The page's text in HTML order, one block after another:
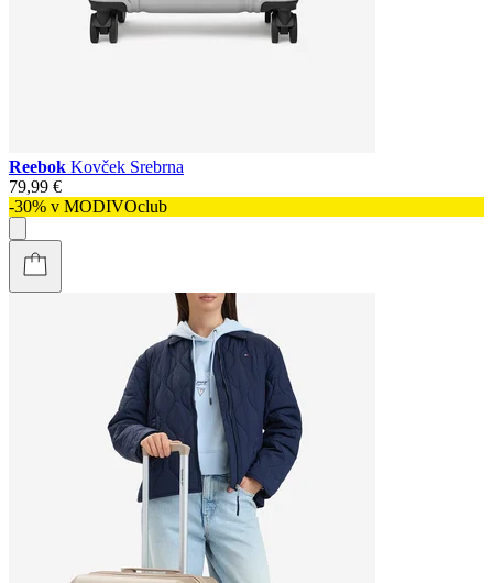
Reebok Kovček Srebrna
79,99 €
-30% v MODIVOclub